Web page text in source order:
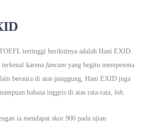
tertinggi berikutnya adalah Hani EXID.
karena fancamyang begitu mempesona
beraura di atas panggung, Hani EXID juga
bahasa inggris di atas rata-rata, loh.
ia mendapat skor 900 pada ujian